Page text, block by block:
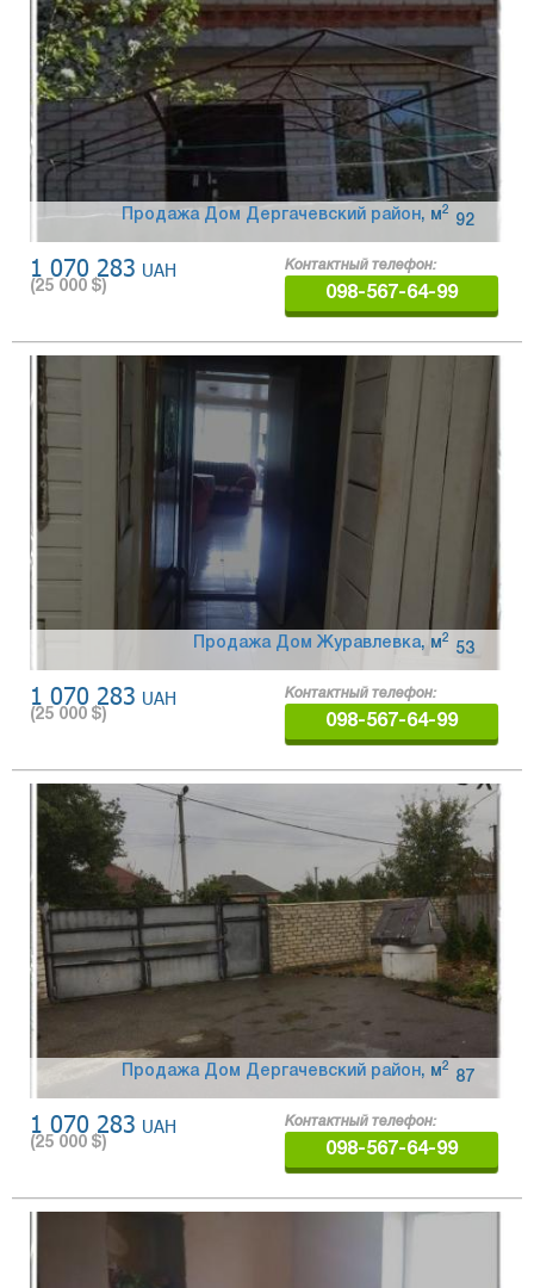
Продажа Дом Дергачевский район , 92
м 2
1 070 283 UAH
(25 000 $)
Контактный телефон:
098-567-64-99
Продажа Дом Журавлевка, 53
м 2
1 070 283 UAH
(25 000 $)
Контактный телефон:
098-567-64-99
Продажа Дом Дергачевский район, 87
м2
1 070 283 UAH
(25 000 $)
Контактный телефон:
098-567-64-99